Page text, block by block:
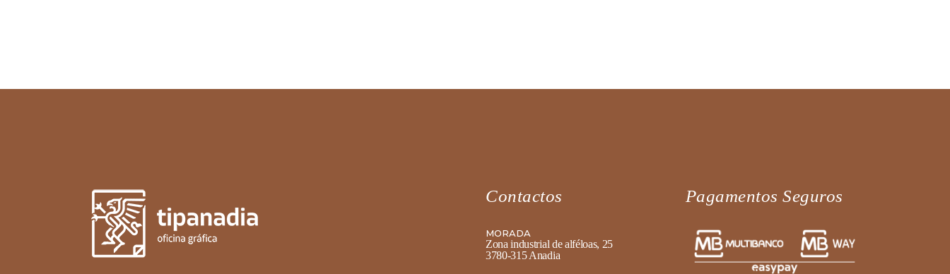
Contactos
MORADA
Zona industrial de alféloas, 25
3780-315 Anadia
Pagamentos Seguros